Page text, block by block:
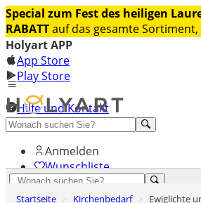
Special zum Fest des heiligen
RABATTauf das gesamte Sortiment,
Holyart APP
App Store
Play Store
Hilfe und Kontakt
Entdecken Sie Premium
Anmelden
Wunschliste
Startseite Kirchenbedarf Ewiglichte